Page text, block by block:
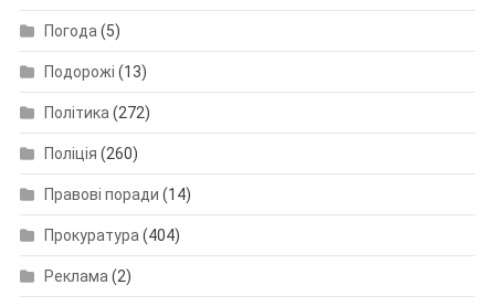
Погода (5)
Подорожі (13)
Політика (272)
Поліція (260)
Правові поради (14)
Прокуратура (404)
Реклама (2)